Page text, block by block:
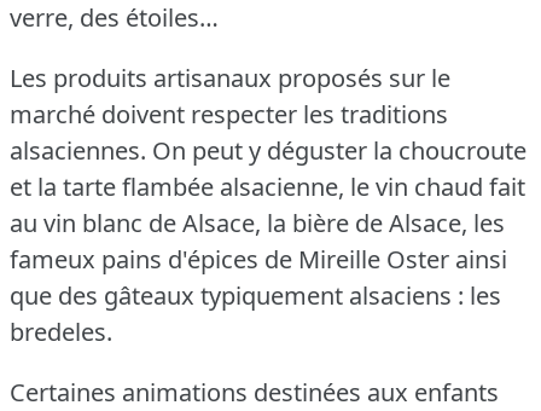
verre, des étoiles…
Les produits artisanaux proposés sur le
marché doivent respecter les traditions
alsaciennes. On peut y déguster la choucroute
et la tarte flambée alsacienne, le vin chaud fait
au vin blanc de Alsace, la bière de Alsace, les
fameux pains d'épices de Mireille Oster ainsi
que des gâteaux typiquement alsaciens : les
bredeles.
Certaines animations destinées aux enfants